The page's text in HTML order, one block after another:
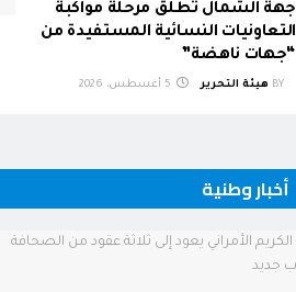
جهة الشمال تطلق مرحلة مواكبة
التعاونيات النسائية المستفيدة من
“جهات ناهضة”
BY هيئة التحرير
أخبار وطنية